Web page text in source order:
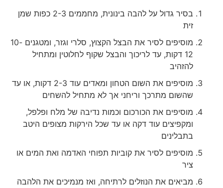
בסיר גדול על להבה בינונית, מחממים 2-3 כפות שמן
מוסיפים לסיר את הבצל הקצוץ, סלרי וגזר, ומטגנים 10-
12 דקות, עד לריכוך והבצל שקוף לחלוטין ומתחיל
להזהיב
מוסיפים את השום הטחון ומאדים עוד 2-3 דקות, או עד
שהשום מתרכך וריחני אך לא מתחיל להשחים
מוסיפים את הכורכום וכמות נדיבה של מלח ופלפל,
ומקפיצים עוד דקה או עד שכל הירקות מצופים היטב
בתבלינים
מוסיפים לסיר את קוביות תפוחי האדמה ואת המים או
ציר
מביאים את הנוזלים לרתיחה, ואז מנמיכים את הלהבה